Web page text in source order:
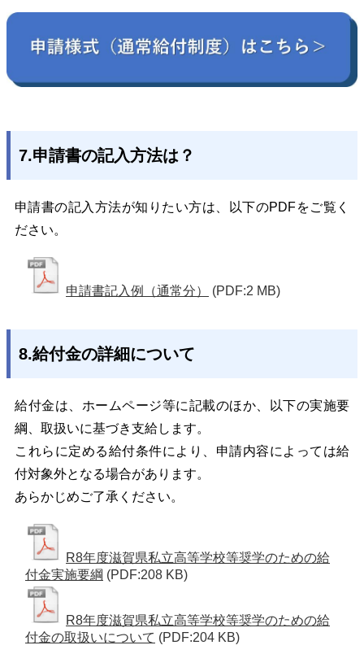
7.申請書の記入方法は？
申請書の記入方法が知りたい方は、以下のPDFをご覧く
ださい。
申請書記入例（通常分） (PDF:2 MB)
8.給付金の詳細について
給付金は、ホームページ等に記載のほか、以下の実施要
綱、取扱いに基づき支給します。
これらに定める給付条件により、申請内容によっては給
付対象外となる場合があります。
あらかじめご了承ください。
R8年度滋賀県私立高等学校等奨学のための給
付金実施要綱 (PDF:208 KB)
R8年度滋賀県私立高等学校等奨学のための給
付金の取扱いについて (PDF:204 KB)